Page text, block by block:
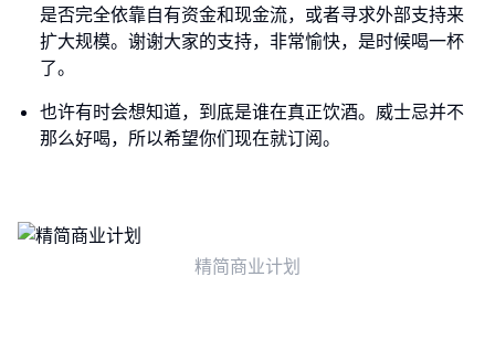
是否完全依靠自有资金和现金流，或者寻求外部支持来
扩大规模。谢谢大家的支持，非常愉快，是时候喝一杯
了。
也许有时会想知道，到底是谁在真正饮酒。威士忌并不
那么好喝，所以希望你们现在就订阅。
精简商业计划